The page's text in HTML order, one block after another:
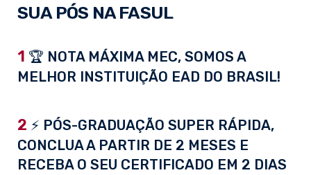
SUA PÓS NA FASUL
1 🏆 NOTA MÁXIMA MEC, SOMOS A
MELHOR INSTITUIÇÃO EAD DO BRASIL!
2 ⚡ PÓS-GRADUAÇÃO SUPER RÁPIDA,
CONCLUA A PARTIR DE 2 MESES E
RECEBA O SEU CERTIFICADO EM 2 DIAS